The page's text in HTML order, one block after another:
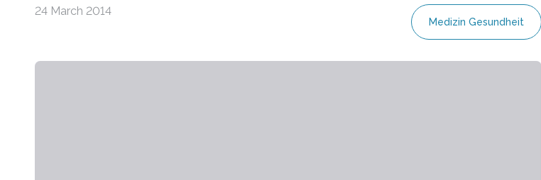
24 March 2014
Medizin Gesundheit